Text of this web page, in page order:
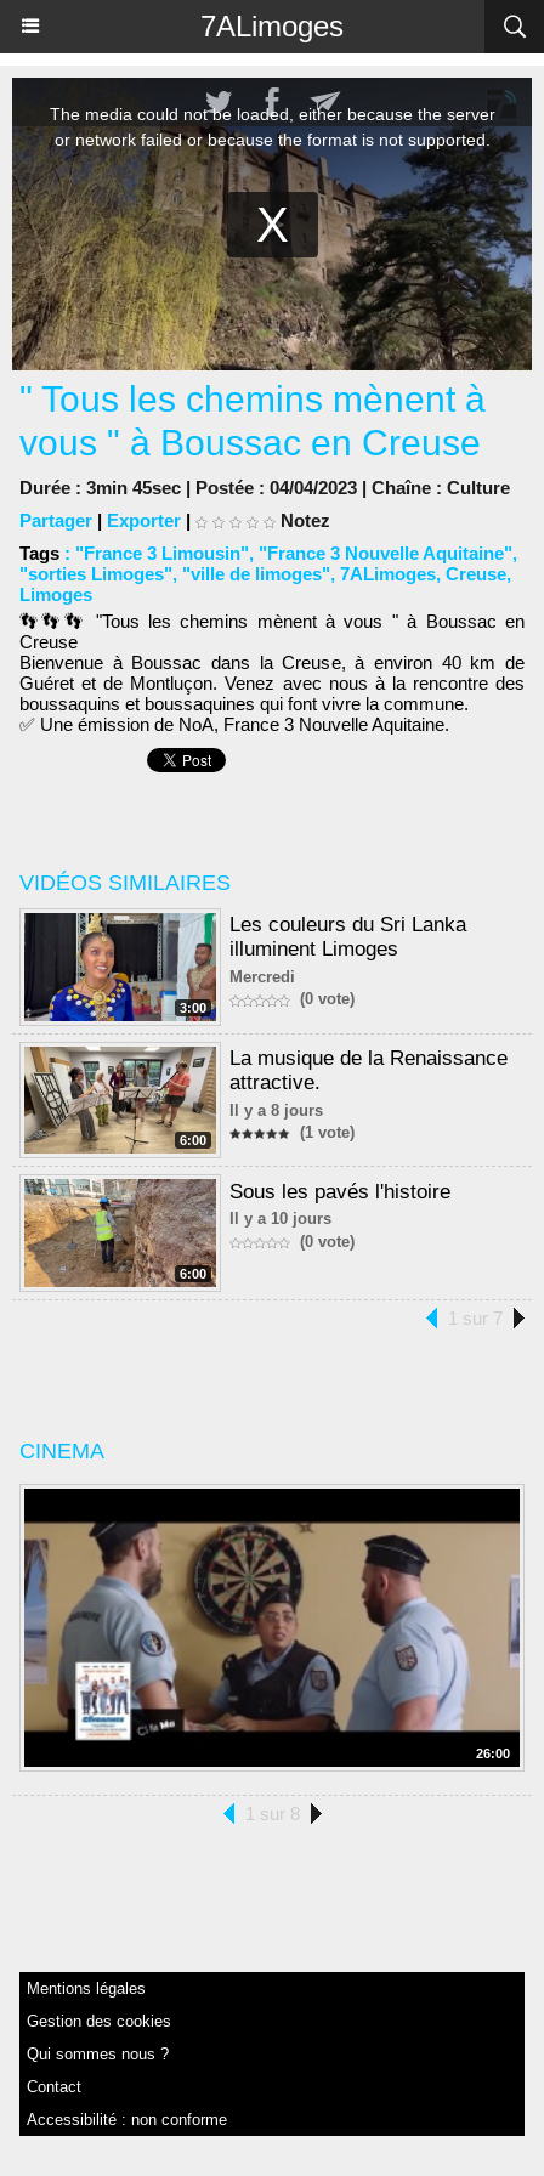
7ALimoges
VIDÉOS SIMILAIRES
3:00
Les couleurs du Sri Lanka
illuminent Limoges
Mercredi
(0 vote)
6:00
La musique de la Renaissance
attractive.
Il y a 8 jours
(1 vote)
6:00
Sous les pavés l'histoire
Il y a 10 jours
(0 vote)
1 sur 7
CINEMA
26:00
1 sur 8
" Tous les chemins mènent à
vous " à Boussac en Creuse
Durée : 3min 45sec | Postée : 04/04/2023 | Chaîne : Culture
Partager | Exporter |
Notez
Tags : "France 3 Limousin", "France 3 Nouvelle Aquitaine",
"sorties Limoges", "ville de limoges", 7ALimoges, Creuse,
Limoges
👣👣👣
"Tous les chemins mènent à vous " à Boussac en
Creuse
Bienvenue à Boussac dans la Creuse, à environ 40 km de
Guéret et de Montluçon. Venez avec nous à la rencontre des
boussaquins et boussaquines qui font vivre la commune.
✅ Une émission de NoA, France 3 Nouvelle Aquitaine.
Mentions légales
Gestion des cookies
Qui sommes nous ?
Contact
Accessibilité : non conforme